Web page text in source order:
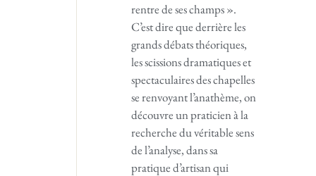
rentre de ses champs ».
C’est dire que derrière les
grands débats théoriques,
les scissions dramatiques et
spectaculaires des chapelles
se renvoyant l’anathème, on
découvre un praticien à la
recherche du véritable sens
de l’analyse, dans sa
pratique d’artisan qui